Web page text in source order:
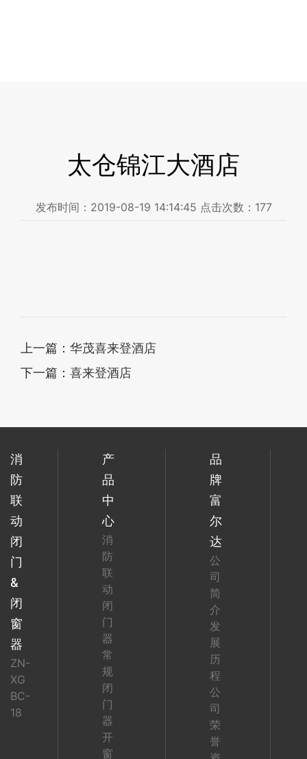
太仓锦江大酒店
发布时间： 2019-08-19 14:14:45 点击次数： 177
上一篇： 华茂喜来登酒店
下一篇： 喜来登酒店
消
防
联
动
闭
门
&
闭
窗
器
ZN-
XG
BC-
18
产
品
中
心
消
防
联
动
闭
门
器
常
规
闭
门
器
开
窗
品
牌
富
尔
达
公
司
简
介
发
展
历
程
公
司
荣
誉